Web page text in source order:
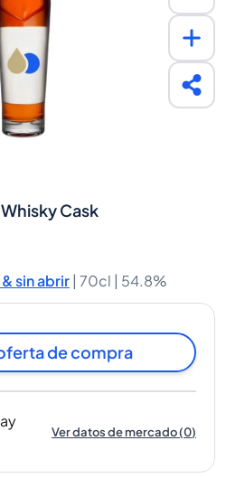
Cask
sin abrir | 70cl | 54.8%
de compra
Ver datos de mercado(0)